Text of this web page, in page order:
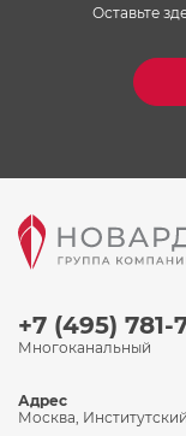
Оставьте
+7 (495) 781-
Многоканальный
Адрес
Москва,